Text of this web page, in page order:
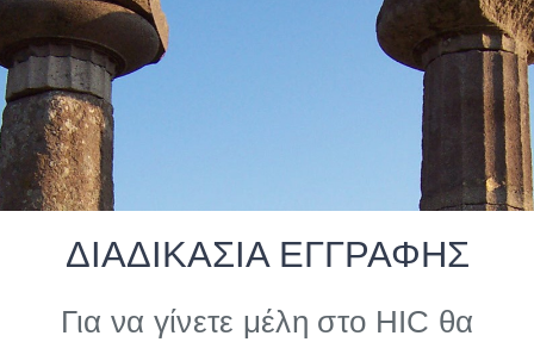
ΔΙΑΔΙΚΑΣΙΑ ΕΓΓΡΑΦΗΣ
Για να γίνετε μέλη στο HIC θα